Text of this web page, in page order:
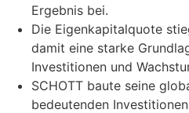
Ergebnis bei.
Die Eigenkapitalquote
damit eine starke
Investitionen und
SCHOTT baute seine
bedeutenden